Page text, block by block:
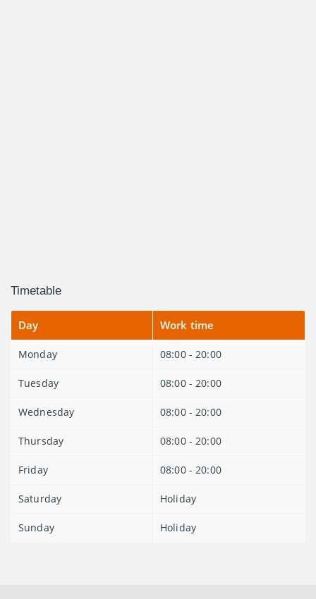
Timetable
Day Work time
Monday 08:00 - 20:00
Tuesday 08:00 - 20:00
Wednesday 08:00 - 20:00
Thursday 08:00 - 20:00
Friday 08:00 - 20:00
Saturday Holiday
Sunday Holiday